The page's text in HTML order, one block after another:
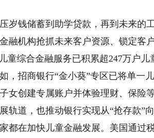
钱储蓄到助学贷款，再到未来的
融机构抢抓未来客户资源、锁定客
童综合金融服务已积累超247万户儿
招商银行“金小葵”专区已将单一
女创建专属账户并体验理财、保险
轨道，也推动银行实现从“抢存款”向
在加快儿童金融发展。美国通过